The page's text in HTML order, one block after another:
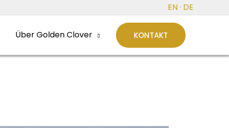
EN · DE
Über Golden Clover KONTAKT